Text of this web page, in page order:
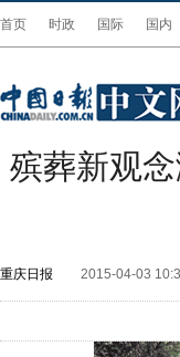
首页 时政 国际 国内
殡葬新观
重庆日报 2015-04-03